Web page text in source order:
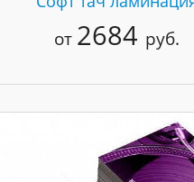
от 2684 руб.